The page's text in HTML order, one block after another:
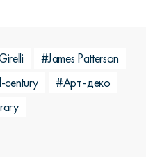
#James Patterson
#Арт-деко